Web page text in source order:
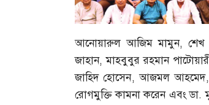
আনোয়ারুল আজিম মামুন,
জাহান,মাহবুবুর রহমান
জাহিদ হোসেন,আজমল আহমেদ
রোগমুক্তি কামনা করেন এবং ডা.